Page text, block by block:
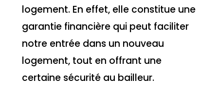
logement. En effet, elle constitue une
garantie financière qui peut faciliter
notre entrée dans un nouveau
logement, tout en offrant une
certaine sécurité au bailleur.